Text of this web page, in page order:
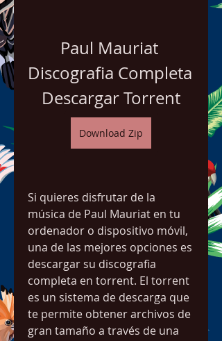
Paul Mauriat
Discografia Completa
Descargar Torrent
Download Zip
Si quieres disfrutar de la
música de Paul Mauriat en tu
ordenador o dispositivo móvil,
una de las mejores opciones es
descargar su discografia
completa en torrent. El torrent
es un sistema de descarga que
te permite obtener archivos de
gran tamaño a través de una